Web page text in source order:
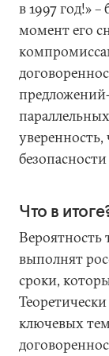
в 1997 год!»
момент его
Что в
выполнят
сроки,
ключевых